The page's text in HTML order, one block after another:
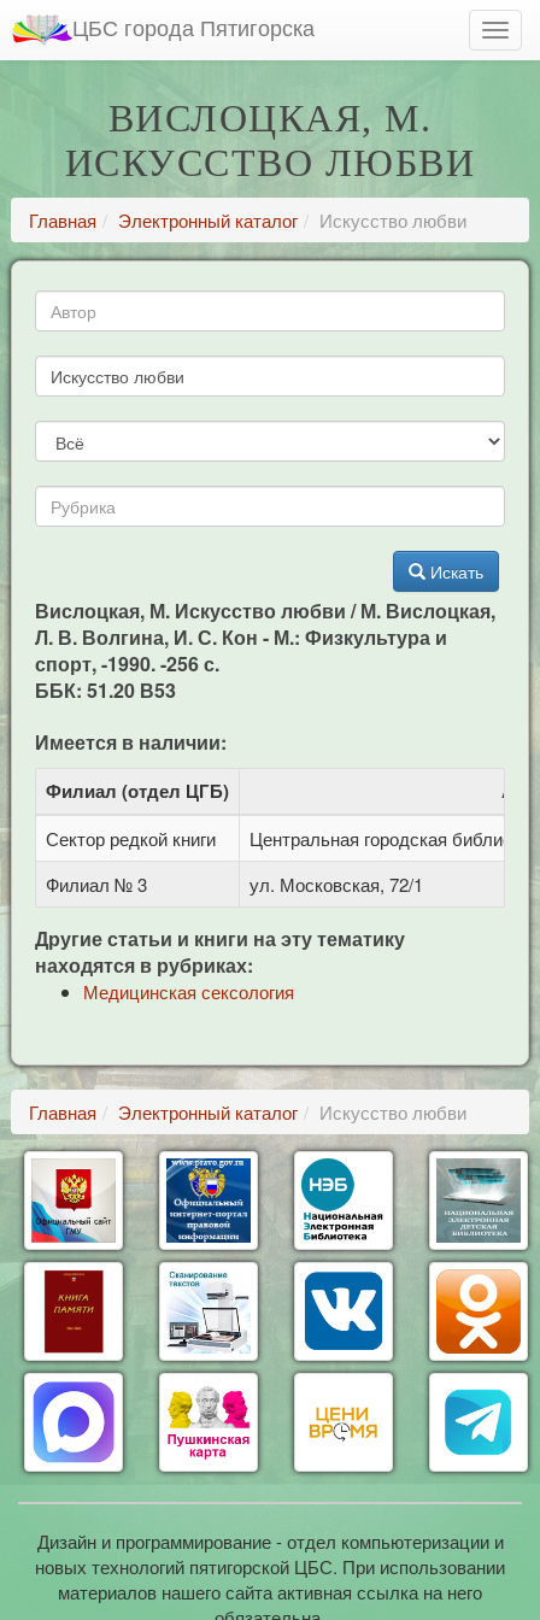
ЦБС города Пятигорска
ВИСЛОЦКАЯ, М.
ИСКУССТВО ЛЮБВИ
Главная Электронный каталог Искусство любви
Искать
Вислоцкая, М. Искусство любви / М. Вислоцкая,
Л. В. Волгина, И. С. Кон - М.: Физкультура и
спорт, -1990. -256 с.
ББК: 51.20 В53
Имеется в наличии:
Филиал (отдел ЦГБ)
Сектор редкой книги
Центральная городская
Филиал № 3
ул. Московская, 72/1
Другие статьи и книги на эту тематику
находятся в рубриках:
Медицинская сексология
Главная Электронный каталог Искусство любви
Дизайн и программирование - отдел компьютеризации и
новых технологий пятигорской ЦБС. При использовании
материалов нашего сайта активная ссылка на него